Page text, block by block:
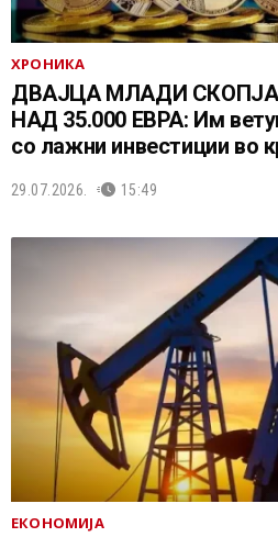
ХРОНИКА
ДВАЈЦА МЛАДИ
НАД 35.000 ЕВРА: Им
со лажни инвестиции во
29.07.2026. 15:49
ЕКОНОМИЈА